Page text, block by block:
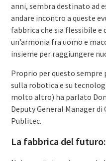
anni, sembra destinato ad
andare incontro a queste
fabbrica che sia flessibile e
un’armonia fra uomo e
insieme per raggiungere
Proprio per questo sempre
sulla robotica e su
molto altro) ha parlato
Deputy General Manager
Publitec.
La fabbrica del